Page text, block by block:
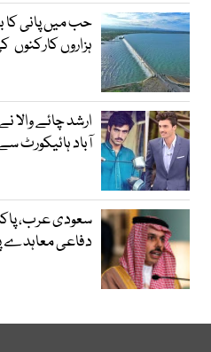
حب میں پانی کا
ہزاروں
ارشد چائے والا
آباد ہائیکورٹ
سعودی عرب،
دفاعی معاہدے